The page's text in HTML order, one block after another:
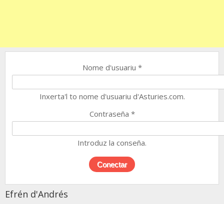
Nome d'usuariu *
Inxerta'l to nome d'usuariu d'Asturies.com.
Contraseña *
Introduz la conseña.
Efrén d'Andrés